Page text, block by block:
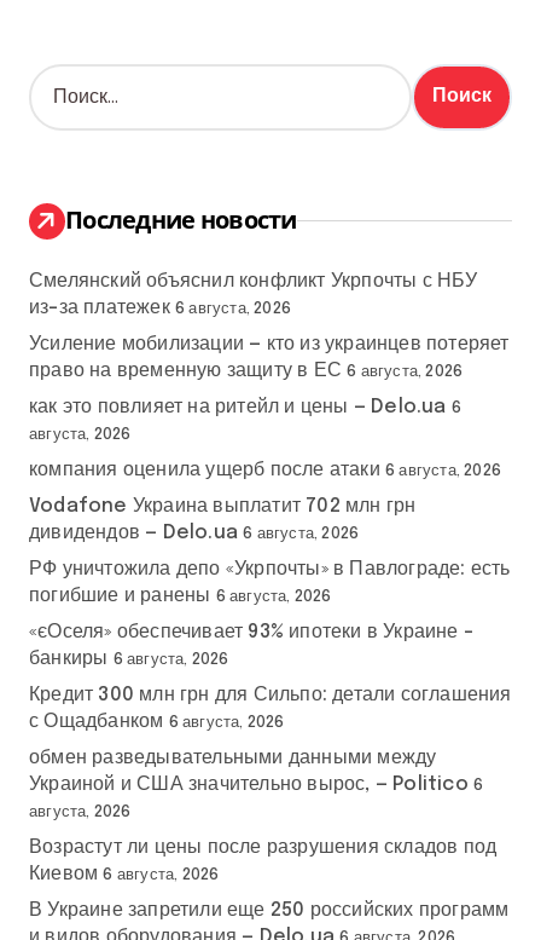
Н
а
:
Последние новости
Смелянский объяснил конфликт Укрпочты с НБУ
из-за платежек 6 августа, 2026
Усиление мобилизации — кто из украинцев потеряет
право на временную защиту в ЕС 6 августа, 2026
как это повлияет на ритейл и цены — Delo.ua 6
августа, 2026
компания оценила ущерб после атаки 6 августа, 2026
Vodafone Украина выплатит 702 млн грн
дивидендов — Delo.ua 6 августа, 2026
РФ уничтожила депо «Укрпочты» в Павлограде: есть
погибшие и ранены 6 августа, 2026
«єОселя» обеспечивает 93% ипотеки в Украине –
банкиры 6 августа, 2026
Кредит 300 млн грн для Сильпо: детали соглашения
с Ощадбанком 6 августа, 2026
обмен разведывательными данными между
Украиной и США значительно вырос, — Politico 6
августа, 2026
Возрастут ли цены после разрушения складов под
Киевом 6 августа, 2026
В Украине запретили еще 250 российских программ